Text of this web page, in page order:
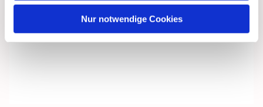
Nur notwendige Cookies